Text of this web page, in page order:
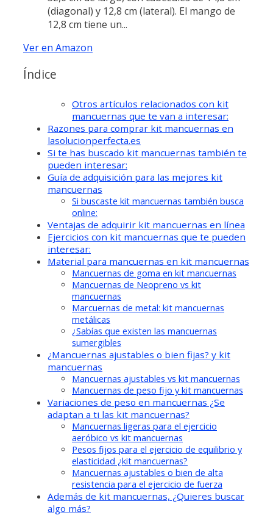
(diagonal) y 12,8 cm (lateral). El mango de
12,8 cm tiene un...
Ver en Amazon
Índice
Otros artículos relacionados con kit
mancuernas que te van a interesar:
Razones para comprar kit mancuernas en
lasolucionperfecta.es
Si te has buscado kit mancuernas también te
pueden interesar:
Guía de adquisición para las mejores kit
mancuernas
Si buscaste kit mancuernas también busca
online:
Ventajas de adquirir kit mancuernas en línea
Ejercicios con kit mancuernas que te pueden
interesar:
Material para mancuernas en kit mancuernas
Mancuernas de goma en kit mancuernas
Mancuernas de Neopreno vs kit
mancuernas
Marcuernas de metal: kit mancuernas
metálicas
¿Sabías que existen las mancuernas
sumergibles
¿Mancuernas ajustables o bien fijas? y kit
mancuernas
Mancuernas ajustables vs kit mancuernas
Mancuernas de peso fijo y kit mancuernas
Variaciones de peso en mancuernas ¿Se
adaptan a ti las kit mancuernas?
Mancuernas ligeras para el ejercicio
aeróbico vs kit mancuernas
Pesos fijos para el ejercicio de equilibrio y
elasticidad ¿kit mancuernas?
Mancuernas ajustables o bien de alta
resistencia para el ejercicio de fuerza
Además de kit mancuernas, ¿Quieres buscar
algo más?